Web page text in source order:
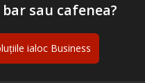
sau cafenea?
ialoc Business